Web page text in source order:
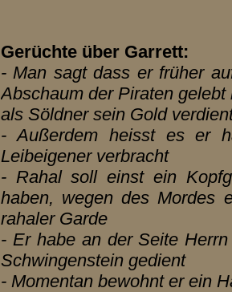
Gerüchte über Garrett:
- Man sagt dass er früher
Abschaum der Piraten
als Söldner sein Gold
- Außerdem heisst es er
Leibeigener verbracht
- Rahal soll einst ein
haben, wegen des Mordes
rahaler Garde
- Er habe an der Seite
Schwingenstein gedient
- Momentan bewohnt er ein